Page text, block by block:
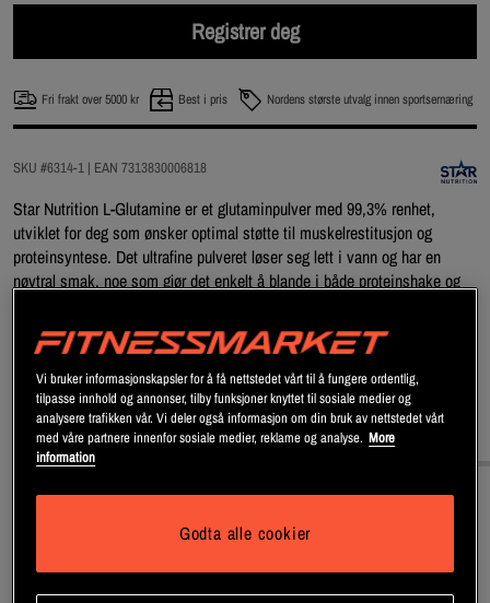
Registrer deg
Fri frakt over 5000 kr Best i pris Nordens største utvalg innen sportsernæring
SKU #6314-1 | EAN 7313830006818
Star Nutrition L-Glutamine er et glutaminpulver med 99,3% renhet,
utviklet for deg som ønsker optimal støtte til muskelrestitusjon og
proteinsyntese. Det ultrafine pulveret løser seg lett i vann og har en
nøytral smak, noe som gjør det enkelt å blande i både proteinshake og
kosttilskudd med høy kvalitet og god effekt.
Les mer
Informasjon Næringsinformasjon & ingredienser
Star Nutrition L-Glutamine er et glutaminpulver med svært høy renhet –
hele 99,3% – og er utviklet for deg som ønsker et pålitelig kosttilskudd
Vi bruker informasjonskapsler for å få nettstedet vårt til å fungere ordentlig,
tilpasse innhold og annonser, tilby funksjoner knyttet til sosiale medier og
analysere trafikken vår. Vi deler også informasjon om din bruk av nettstedet vårt
med våre partnere innenfor sosiale medier, reklame og analyse. More
information
Godta alle cookier